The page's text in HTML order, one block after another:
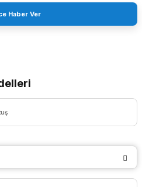
Haber Ver